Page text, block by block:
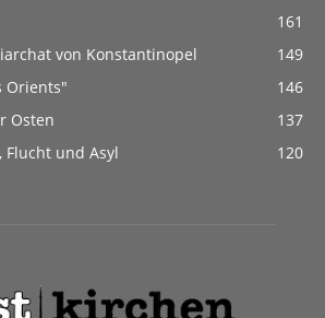
161
von Konstantinopel
149
Orients"
146
Osten
137
und Asyl
120